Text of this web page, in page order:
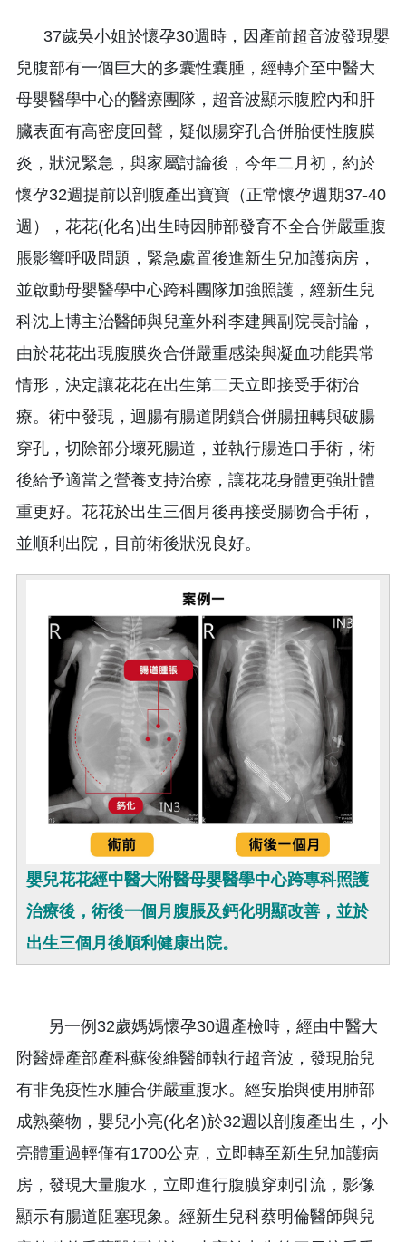
37歲吳小姐於懷孕30週時，因產前超音波發現嬰
兒腹部有一個巨大的多囊性囊腫，經轉介至中醫大
母嬰醫學中心的醫療團隊，超音波顯示腹腔內和肝
臟表面有高密度回聲，疑似腸穿孔合併胎便性腹膜
炎，狀況緊急，與家屬討論後，今年二月初，約於
懷孕32週提前以剖腹產出寶寶（正常懷孕週期37-40
週），花花(化名)出生時因肺部發育不全合併嚴重腹
脹影響呼吸問題，緊急處置後進新生兒加護病房，
並啟動母嬰醫學中心跨科團隊加強照護，經新生兒
科沈上博主治醫師與兒童外科李建興副院長討論，
由於花花出現腹膜炎合併嚴重感染與凝血功能異常
情形，決定讓花花在出生第二天立即接受手術治
療。術中發現，迴腸有腸道閉鎖合併腸扭轉與破腸
穿孔，切除部分壞死腸道，並執行腸造口手術，術
後給予適當之營養支持治療，讓花花身體更強壯體
重更好。花花於出生三個月後再接受腸吻合手術，
並順利出院，目前術後狀況良好。
嬰兒花花經中醫大附醫母嬰醫學中心跨專科照護
治療後，術後一個月腹脹及鈣化明顯改善，並於
出生三個月後順利健康出院。
另一例32歲媽媽懷孕30週產檢時，經由中醫大
附醫婦產部產科蘇俊維醫師執行超音波，發現胎兒
有非免疫性水腫合併嚴重腹水。經安胎與使用肺部
成熟藥物，嬰兒小亮(化名)於32週以剖腹產出生，小
亮體重過輕僅有1700公克，立即轉至新生兒加護病
房，發現大量腹水，立即進行腹膜穿刺引流，影像
顯示有腸道阻塞現象。經新生兒科蔡明倫醫師與兒